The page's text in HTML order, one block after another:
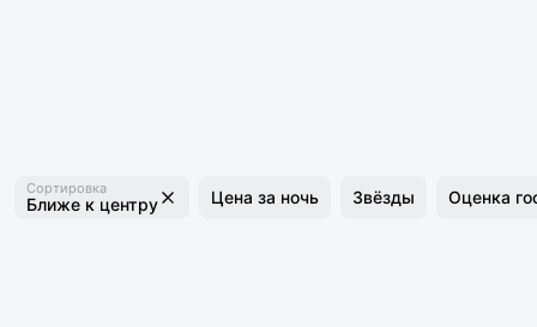
Сортировка
Ближе к центру Цена за ночь Звёзды Оценка